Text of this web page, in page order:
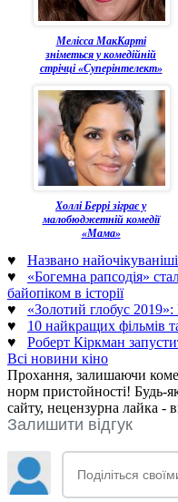
Мелісса МакКарті
зніметься у комедійній
стрічці «Суперінтелект»
Холлі Беррі зіграє у
малобюджетній комедії
«Мама»
♥ Названо
♥ «Богемна рапсодія»
байопіком в історії
♥ «Золотий глобус
♥ 10 найкращих фільмів
♥ Роберт Кіркман
Всі новини кіно
Прохання, залишаючи
норм пристойності! Будь-
сайту, нецензурна лайка -